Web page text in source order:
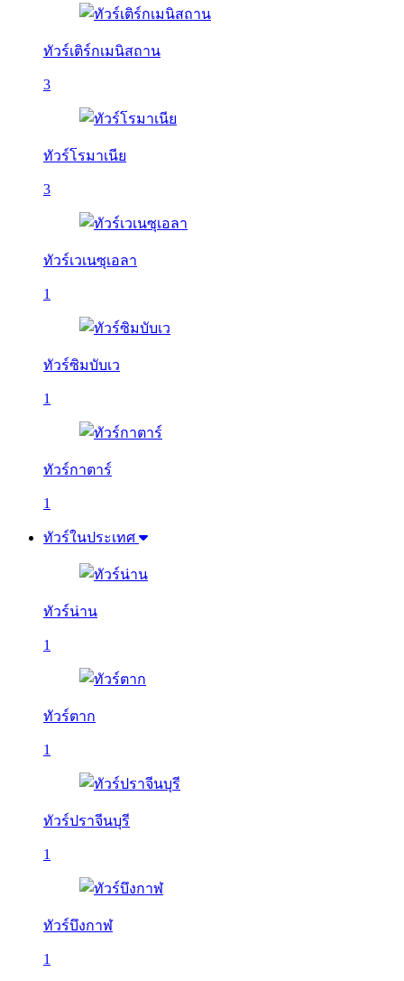
ทัวร์เติร์กเมนิสถาน
3
ทัวร์โรมาเนีย
3
ทัวร์เวเนซุเอลา
1
ทัวร์ซิมบับเว
1
ทัวร์กาตาร์
1
ทัวร์ในประเทศ
ทัวร์น่าน
1
ทัวร์ตาก
1
ทัวร์ปราจีนบุรี
1
ทัวร์บึงกาฬ
1